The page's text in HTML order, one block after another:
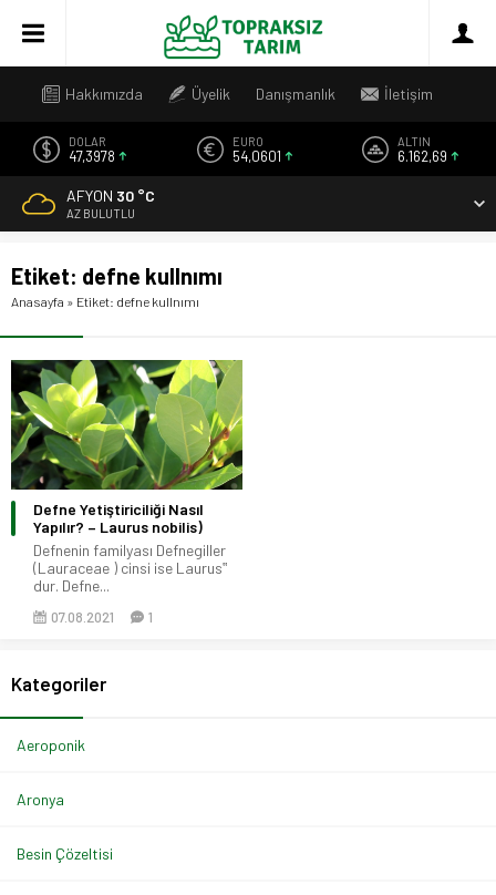
Hakkımızda Üyelik Danışmanlık İletişim
DOLAR
47,3978
EURO
54,0601
ALTIN
6.162,69
AFYON 30 °C
AZ BULUTLU
Etiket: defne kullnımı
Anasayfa » Etiket: defne kullnımı
Defne Yetiştiriciliği Nasıl
Yapılır? – Laurus nobilis)
Defnenin familyası Defnegiller
(Lauraceae ) cinsi ise Laurus‟
dur. Defne...
07.08.2021 1
Kategoriler
Aeroponik
Aronya
Besin Çözeltisi